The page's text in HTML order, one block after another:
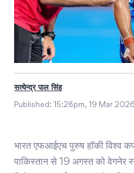
सत्येन्द्र पाल सिंह
Published: 15:28pm, 19 Mar 2026
भारत एफआईएच पुरुष हॉकी विश्व कप
पाकिस्तान से 19 अगस्त को वेगनेर